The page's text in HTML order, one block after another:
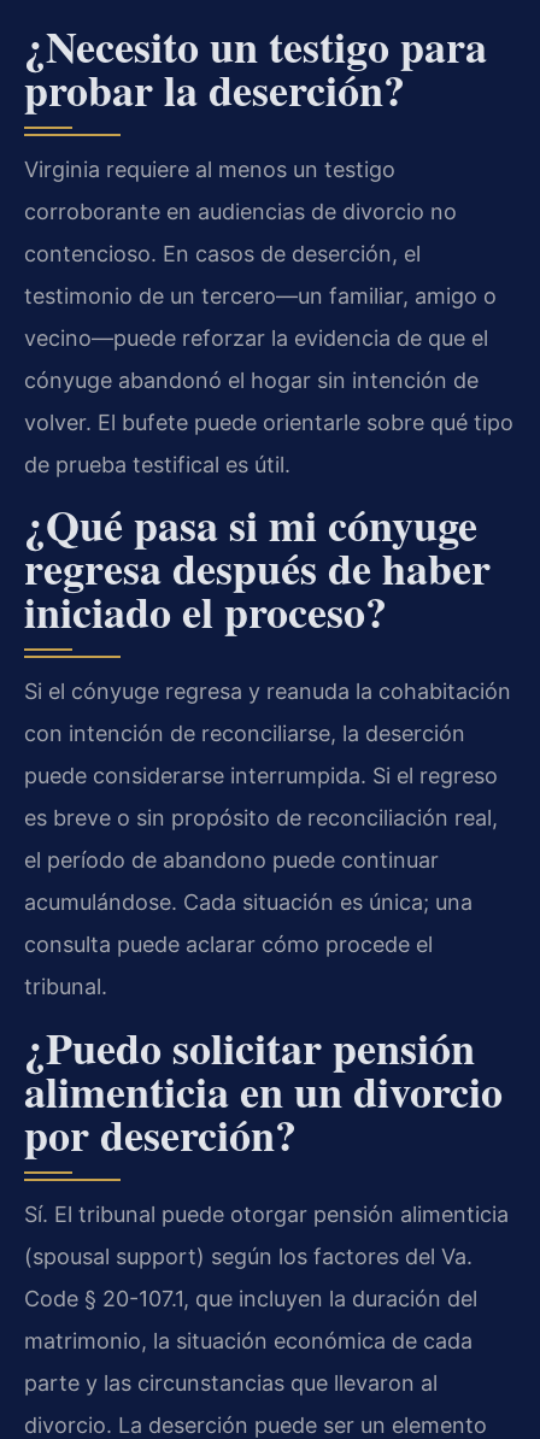
¿Necesito un testigo para
probar la deserción?
Virginia requiere al menos un testigo
corroborante en audiencias de divorcio no
contencioso. En casos de deserción, el
testimonio de un tercero—un familiar, amigo o
vecino—puede reforzar la evidencia de que el
cónyuge abandonó el hogar sin intención de
volver. El bufete puede orientarle sobre qué tipo
de prueba testifical es útil.
¿Qué pasa si mi cónyuge
regresa después de haber
iniciado el proceso?
Si el cónyuge regresa y reanuda la cohabitación
con intención de reconciliarse, la deserción
puede considerarse interrumpida. Si el regreso
es breve o sin propósito de reconciliación real,
el período de abandono puede continuar
acumulándose. Cada situación es única; una
consulta puede aclarar cómo procede el
tribunal.
¿Puedo solicitar pensión
alimenticia en un divorcio
por deserción?
Sí. El tribunal puede otorgar pensión alimenticia
(spousal support) según los factores del Va.
Code § 20-107.1, que incluyen la duración del
matrimonio, la situación económica de cada
parte y las circunstancias que llevaron al
divorcio. La deserción puede ser un elemento